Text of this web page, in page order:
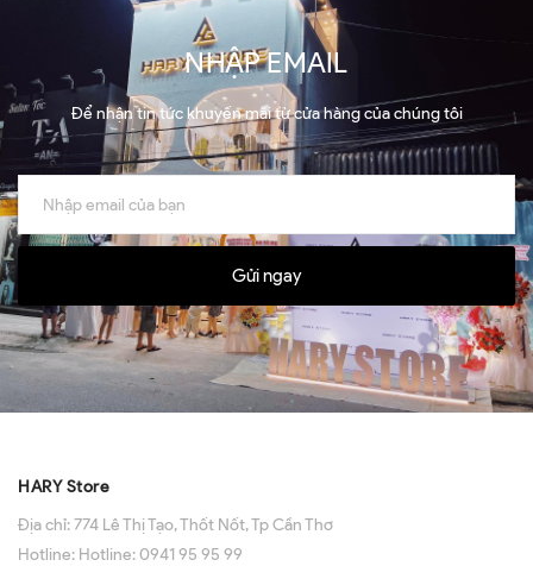
NHẬP EMAIL
Để nhận tin tức khuyến mãi từ cửa hàng của chúng tôi
Gửi ngay
HARY Store
Địa chỉ:774 Lê Thị Tạo, Thốt Nốt, Tp Cần Thơ
Hotline: Hotline: 0941 95 95 99